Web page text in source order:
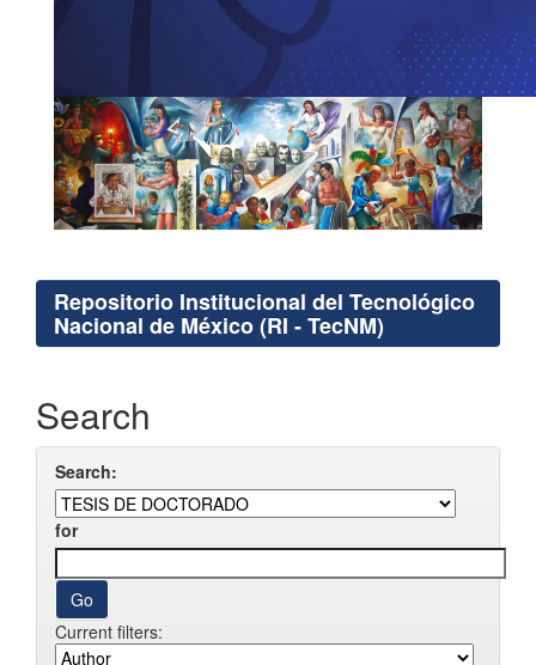
Repositorio Institucional del Tecnológico
Nacional de México (RI - TecNM)
Search
Search:
for
Current filters: